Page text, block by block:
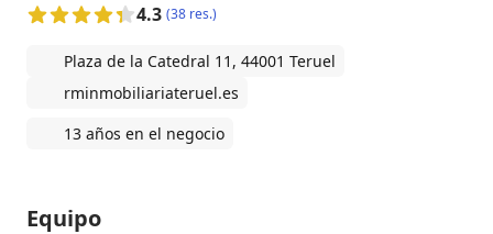
4.3 (38 res.)
Plaza de la Catedral 11, 44001 Teruel
rminmobiliariateruel.es
13 años en el negocio
Equipo